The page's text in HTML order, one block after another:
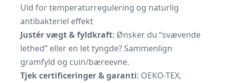
Uld for temperaturregulering og naturlig
antibakteriel effekt
Justér vægt & fyldkraft: Ønsker du “svævende
lethed” eller en let tyngde? Sammenlign
gramfyld og cuin/bæreevne.
Tjek certificeringer & garanti: OEKO-TEX,